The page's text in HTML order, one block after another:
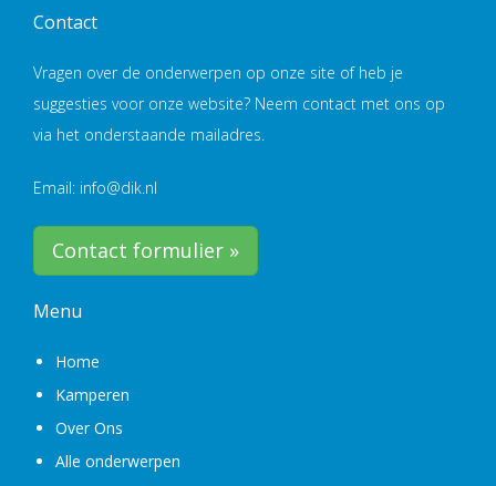
Contact
Vragen over de onderwerpen op onze site of heb je
suggesties voor onze website? Neem contact met ons op
via het onderstaande mailadres.
Email: info@dik.nl
Contact formulier »
Menu
Home
Kamperen
Over Ons
Alle onderwerpen